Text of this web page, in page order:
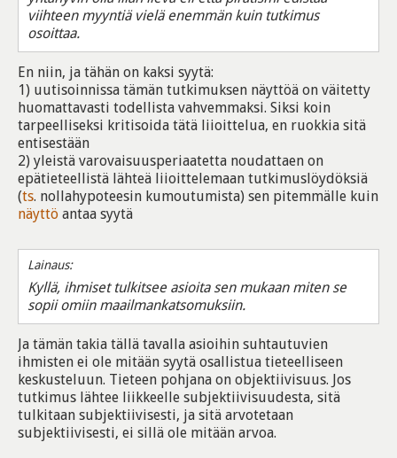
viihteen myyntiä vielä enemmän kuin tutkimus
osoittaa.
En niin, ja tähän on kaksi syytä:
1) uutisoinnissa tämän tutkimuksen näyttöä on väitetty
huomattavasti todellista vahvemmaksi. Siksi koin
tarpeelliseksi kritisoida tätä liioittelua, en ruokkia sitä
entisestään
2) yleistä varovaisuusperiaatetta noudattaen on
epätieteellistä lähteä liioittelemaan tutkimuslöydöksiä
(ts. nollahypoteesin kumoutumista) sen pitemmälle kuin
näyttö antaa syytä
Lainaus:
Kyllä, ihmiset tulkitsee asioita sen mukaan miten se
sopii omiin maailmankatsomuksiin.
Ja tämän takia tällä tavalla asioihin suhtautuvien
ihmisten ei ole mitään syytä osallistua tieteelliseen
keskusteluun. Tieteen pohjana on objektiivisuus. Jos
tutkimus lähtee liikkeelle subjektiivisuudesta, sitä
tulkitaan subjektiivisesti, ja sitä arvotetaan
subjektiivisesti, ei sillä ole mitään arvoa.